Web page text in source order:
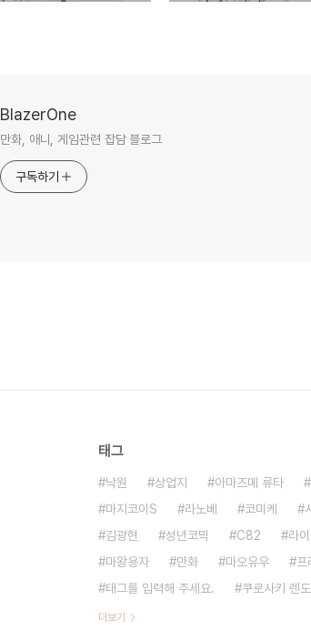
BlazerOne
만화, 애니, 게임관련 잡담 블로그
구독하기
태그
낙원 상업지 아마즈메 류타
마지코이S
라노베 코미케
김광현
성년코믹 C82 라
마왕용자
만화 마오유우 프
태그를 입력해 주세요.
쿠로사키 렌도
더보기